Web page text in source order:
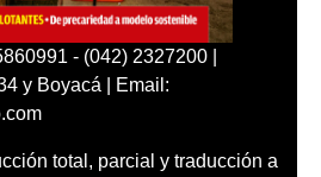
- (042) 2327200 |
y Boyacá | Email:
total, parcial y traducción a